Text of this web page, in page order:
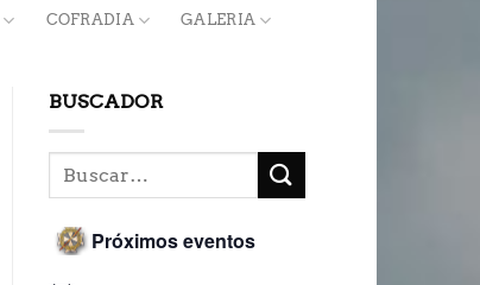
COFRADIA GALERIA
BUSCADOR
Próximos eventos